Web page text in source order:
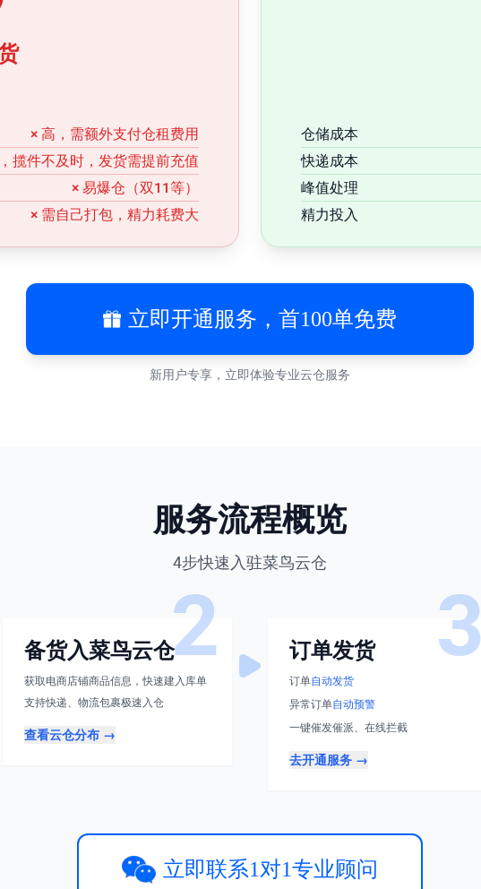
× 高，需额外支付仓租费用
揽件不及时，发货需提前充值
× 易爆仓（双11等）
× 需自己打包，精力耗费大
仓储成本
快递成本
峰值处理
精力投入
立即开通服务，首100单免费
新用户专享，立即体验专业云仓服务
服务流程概览
4步快速入驻菜鸟云仓
2
备货入菜鸟云仓
获取电商店铺商品信息，快速建入库单
支持快递、物流包裹极速入仓
查看云仓分布 →
3
订单发货
订单自动发货
异常订单自动预警
一键催发催派、在线拦截
去开通服务 →
立即联系1对1专业顾问